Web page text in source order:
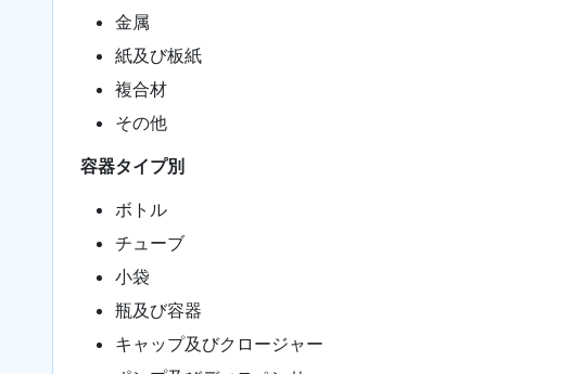
金属
紙及び板紙
複合材
その他
容器タイプ別
ボトル
チューブ
小袋
瓶及び容器
キャップ及びクロージャー